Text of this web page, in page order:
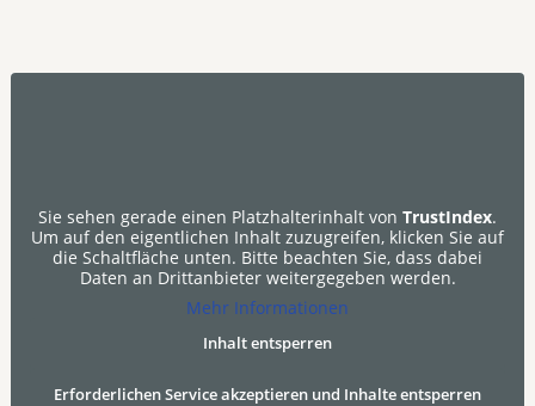
Sie sehen gerade einen Platzhalterinhalt von TrustIndex.
Um auf den eigentlichen Inhalt zuzugreifen, klicken Sie auf
die Schaltfläche unten. Bitte beachten Sie, dass dabei
Daten an Drittanbieter weitergegeben werden.
Mehr Informationen
Inhalt entsperren
Erforderlichen Service akzeptieren und Inhalte entsperren